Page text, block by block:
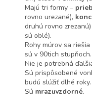
Majú tri formy –
rovno urezané),
druhú rovno
sú oblé).
Rohy múrov sa riešia
sú v 90tich stupňoch.
Nie je potrebná
Sú prispôsobené
budú slúžiť dlhé roky.
Sú mrazuvzdorné.